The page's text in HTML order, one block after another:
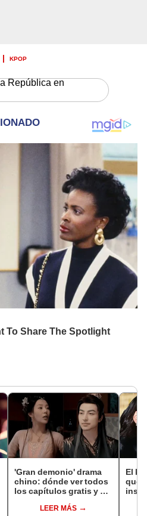
KPOP
República en
'Gran demonio' drama
chino: dónde ver todos
los capítulos gratis y en
LEER MÁS
El k-
que